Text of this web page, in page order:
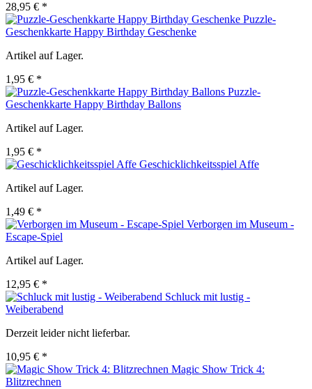
28,95 € *
Puzzle-
Geschenkkarte Happy Birthday Geschenke
Artikel auf Lager.
1,95 € *
Puzzle-
Geschenkkarte Happy Birthday Ballons
Artikel auf Lager.
1,95 € *
Geschicklichkeitsspiel Affe
Artikel auf Lager.
1,49 € *
Verborgen im Museum -
Escape-Spiel
Artikel auf Lager.
12,95 € *
Schluck mit lustig -
Weiberabend
Derzeit leider nicht lieferbar.
10,95 € *
Magic Show Trick 4:
Blitzrechnen